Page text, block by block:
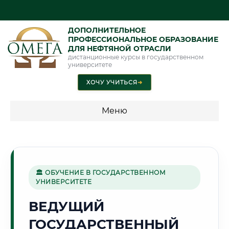
ДОПОЛНИТЕЛЬНОЕ
ПРОФЕССИОНАЛЬНОЕ ОБРАЗОВАНИЕ
ДЛЯ НЕФТЯНОЙ ОТРАСЛИ
дистанционные курсы в государственном
университете
ХОЧУ УЧИТЬСЯ➜
Меню
Г. ЧЕРЕПОВЕЦ
🏛 ОБУЧЕНИЕ В ГОСУДАРСТВЕННОМ
УНИВЕРСИТЕТЕ
ВЕДУЩИЙ
ГОСУДАРСТВЕННЫЙ